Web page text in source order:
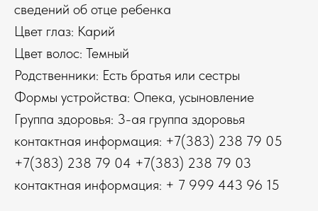
сведений об отце ребенка
Цвет глаз: Карий
Цвет волос: Темный
Родственники: Есть братья или сестры
Формы устройства: Опека, усыновление
Группа здоровья: 3-ая группа здоровья
контактная информация: +7(383) 238 79 05
+7(383) 238 79 04 +7(383) 238 79 03
контактная информация: + 7 999 443 96 15